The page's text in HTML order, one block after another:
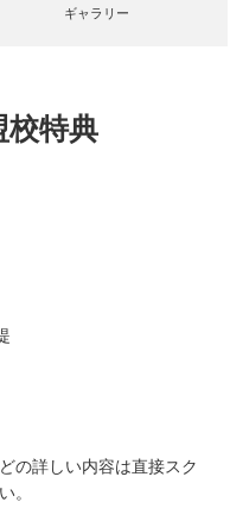
ギャラリー
校特典
の詳しい内容は直接スク
。